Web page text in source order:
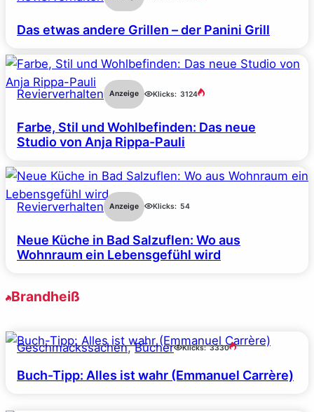
Das etwas andere Grillen – der Panini Grill
Revierverhalten Anzeige Klicks: 3124
Farbe, Stil und Wohlbefinden: Das neue
Studio von Anja Rippa-Pauli
Revierverhalten Anzeige Klicks: 54
Neue Küche in Bad Salzuflen: Wo aus
Wohnraum ein Lebensgefühl wird
Brandheiß
Geschmackssachen, Bücher Klicks: 3330
Buch-Tipp: Alles ist wahr (Emmanuel Carrère)